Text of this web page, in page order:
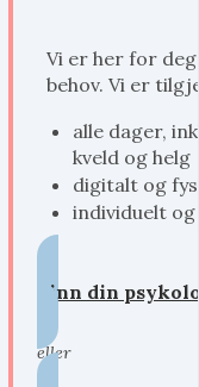
Vi er her for
behov. Vi er
alle dager,
kveld og helg
digitalt og
individuelt
Finn din
eller